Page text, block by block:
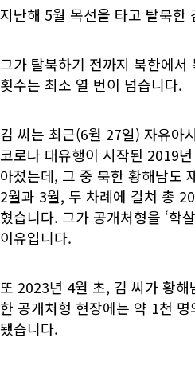
지난해 5월 목선을 타고 탈북한
그가 탈북하기 전까지 북한에서
횟수는 최소 열 번이 넘습니다.
김 씨는 최근(6월 27일) 자유아
코로나 대유행이 시작된 2019
아졌는데, 그 중 북한 황해남도
2월과 3월, 두 차례에 걸쳐 총
혔습니다. 그가 공개처형을 ‘학
이유입니다.
또 2023년 4월 초, 김 씨가 황해
한 공개처형 현장에는 약 1천
됐습니다.